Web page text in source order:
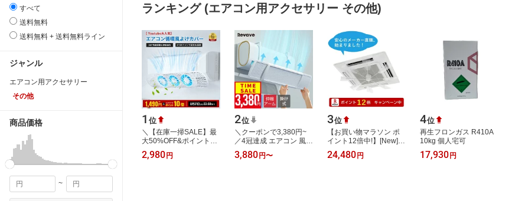
すべて
送料無料
送料無料 + 送料無料ライン
ジャンル
エアコン用アクセサリー
その他
商品価格
~
ランキング (エアコン用アクセサリー その他)
1 位
＼【在庫一掃SALE】最
大50%OFF&ポイント10
倍 楽天ランキング1位 ／
エアコン風除けカバー
2,980 円
2位
＼クーポンで3,380円~
／4冠達成 エアコン 風よ
け カバー 左右調節モー
ド 循環式送風 寒い 直撃
3,880 円〜
3位
【お買い物マラソン ポ
イント12倍中!】[New]
【株式会社潮】ハイブリ
ッドファン HBF-
24,480 円
4位
再生フロンガス R410A
10kg 個人宅可
17,930 円